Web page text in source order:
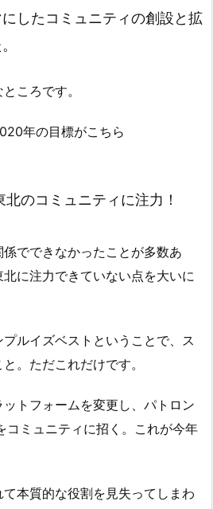
したコミュニティの創設と拡
ころです。
年の目標がこちら
のコミュニティに注力！
でできなかったことが多数あ
に注力できていない点を大いに
ルイズベストということで、ス
。ただこれだけです。
ットフォームを変更し、パトロン
コミュニティに招く。これが今年
本質的な役割を見失ってしまわ